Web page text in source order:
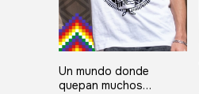
Un mundo donde
quepan muchos